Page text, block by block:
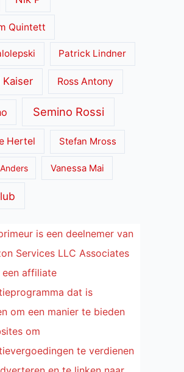
Quintett
Patrick Lindner
Kaiser Ross Antony
Semino Rossi
Hertel Stefan Mross
Vanessa Mai
is een deelnemer van
Services LLC Associates
een affiliate
dat is
om een manier te bieden
om
te verdienen